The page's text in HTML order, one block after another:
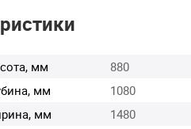
мм
880
мм
1080
мм
1480